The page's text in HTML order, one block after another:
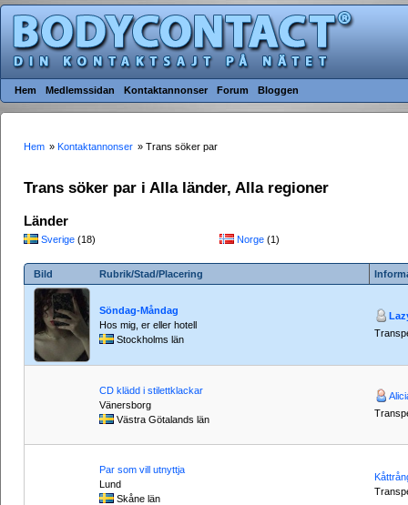
Hem Medlemssidan Kontaktannonser Forum Bloggen
Hem » Kontaktannonser » Trans söker par
Trans söker par i Alla länder, Alla regioner
Länder
Sverige (18) Norge (1)
Bild Rubrik/Stad/Placering
Söndag-Måndag
Hos mig, er eller hotell
Stockholms län
CD klädd i stilettklackar
Vänersborg
Västra Götalands län
Par som vill utnyttja
Lund
Skåne län